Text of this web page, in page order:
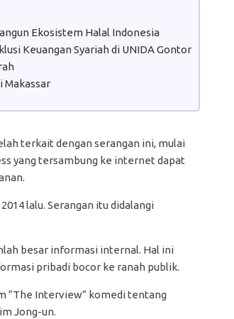
Ekosistem Halal Indonesia
Keuangan Syariah di UNIDA Gontor
Makassar
terkait dengan serangan ini, mulai
yang tersambung ke internet dapat
lalu. Serangan itu didalangi
besar informasi internal. Hal ini
pribadi bocor ke ranah publik.
“The Interview” komedi tentang
Jong-un.